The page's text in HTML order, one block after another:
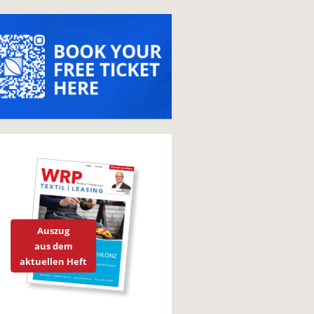
Auszug
aus dem
aktuellen Heft